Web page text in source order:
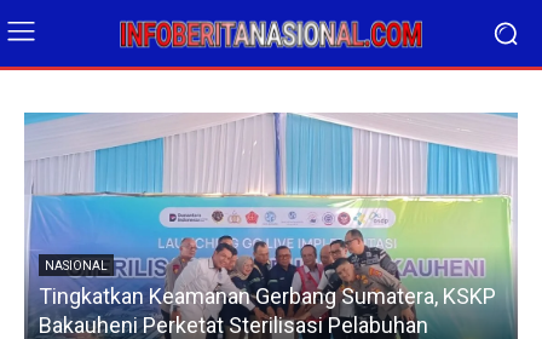
NASIONAL
Tingkatkan Keamanan Gerbang Sumatera, KSKP
Bakauheni Perketat Sterilisasi Pelabuhan